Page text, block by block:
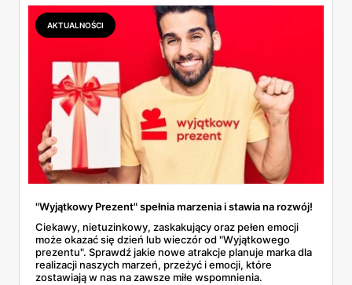
AKTUALNOŚCI
"Wyjątkowy Prezent" spełnia marzenia i stawia na rozwój!
Ciekawy, nietuzinkowy, zaskakujący oraz pełen emocji
może okazać się dzień lub wieczór od "Wyjątkowego
prezentu". Sprawdź jakie nowe atrakcje planuje marka dla
realizacji naszych marzeń, przeżyć i emocji, które
zostawiają w nas na zawsze miłe wspomnienia.